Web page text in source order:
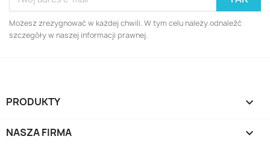
Możesz zrezygnować w każdej chwili. W tym celu należy odnaleźć
szczegóły w naszej informacji prawnej.
PRODUKTY 
NASZA FIRMA 